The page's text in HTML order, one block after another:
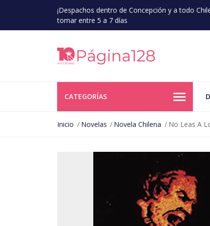
¡Despachos dentro de Concepción y a todo
tomar entre 5 a 7 días
CATEGORÍAS
Inicio Novelas Novela Chilena No Leas A